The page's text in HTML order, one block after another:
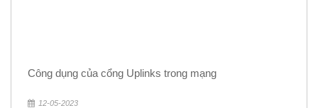
Công dụng của cổng Uplinks trong mạng
12-05-2023